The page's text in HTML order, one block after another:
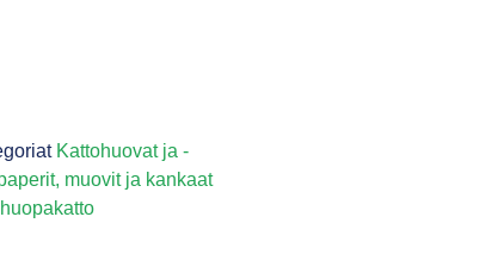
Kattohuovat ja -
muovit ja kankaat
huopakatto